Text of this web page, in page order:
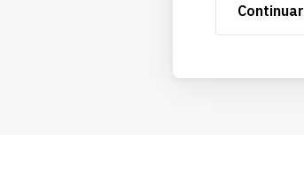
Continuar